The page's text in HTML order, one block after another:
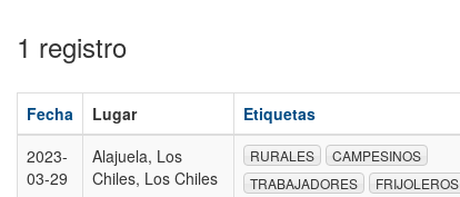
1 registro
Fecha Lugar Etiquetas
2023-
03-29
Alajuela, Los
Chiles, Los Chiles
RURALES
CAMPESINOS
TRABAJADORES
FRIJOLEROS